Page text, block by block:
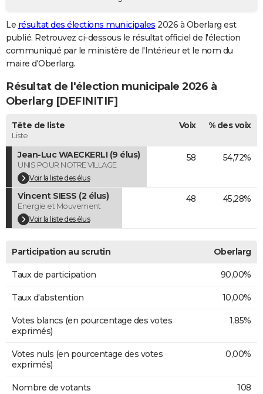
GUIDES D'ACHAT
BONS PLANS
CARTE DE VOEUX
Carte de Noël
Carte Bonne année
Carte Saint-Valentin
Carte Pâques
Carte d'anniversaire
DICTIONNAIRE
Dictionnaire
Biographies
Citations
Expressions
Proverbes
PROGRAMME TV
COPAINS D'AVANT
S'inscrire
Se connecter
Lycées
Collèges
Primaires
Universités
Entreprises
Service militaire
Avis de recherche
AVIS DE DÉCÈS
FORUM
Bricolage
Lifestyle
Culture
Sport
Auto
Television
Voyage
Cinema
Le résultat des élections municipales 2026 à Oberlarg est
publié. Retrouvez ci-dessous le résultat officiel de l'élection
communiqué par le ministère de l'Intérieur et le nom du
maire d'Oberlarg.
Résultat de l'élection municipale 2026 à
Oberlarg [DEFINITIF]
Tête de liste
Liste
Voix % des voix
Jean-Luc WAECKERLI (9 élus)
UNIS POUR NOTRE VILLAGE
Voir la liste des élus
58 54,72%
Vincent SIESS (2 élus)
Energie et Mouvement
Voir la liste des élus
48 45,28%
Participation au scrutin Oberlarg
Taux de participation 90,00%
Taux d'abstention 10,00%
Votes blancs (en pourcentage des votes
exprimés)
1,85%
Votes nuls (en pourcentage des votes
exprimés)
0,00%
Nombre de votants 108